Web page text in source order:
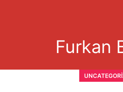
Furkan